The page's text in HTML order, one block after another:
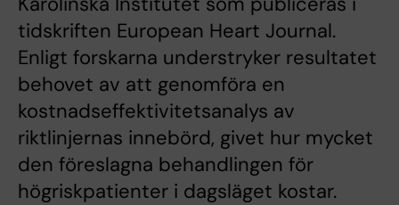
tidskriften European Heart Journal.
Enligt forskarna understryker resultatet
behovet av att genomföra en
kostnadseffektivitetsanalys av
riktlinjernas innebörd, givet hur mycket
den föreslagna behandlingen för
högriskpatienter i dagsläget kostar.